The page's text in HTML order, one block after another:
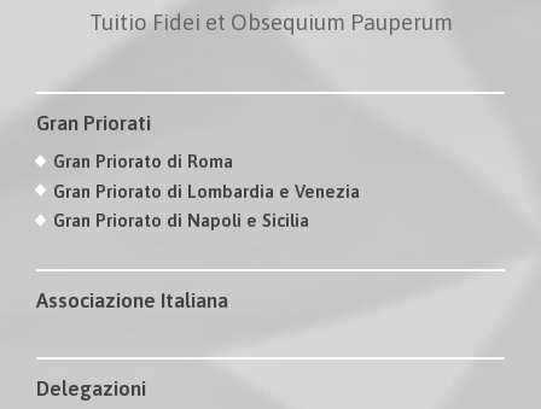
Tuitio Fidei et Obsequium Pauperum
Gran Priorati
Gran Priorato di Roma
Gran Priorato di Lombardia e Venezia
Gran Priorato di Napoli e Sicilia
Associazione Italiana
Delegazioni